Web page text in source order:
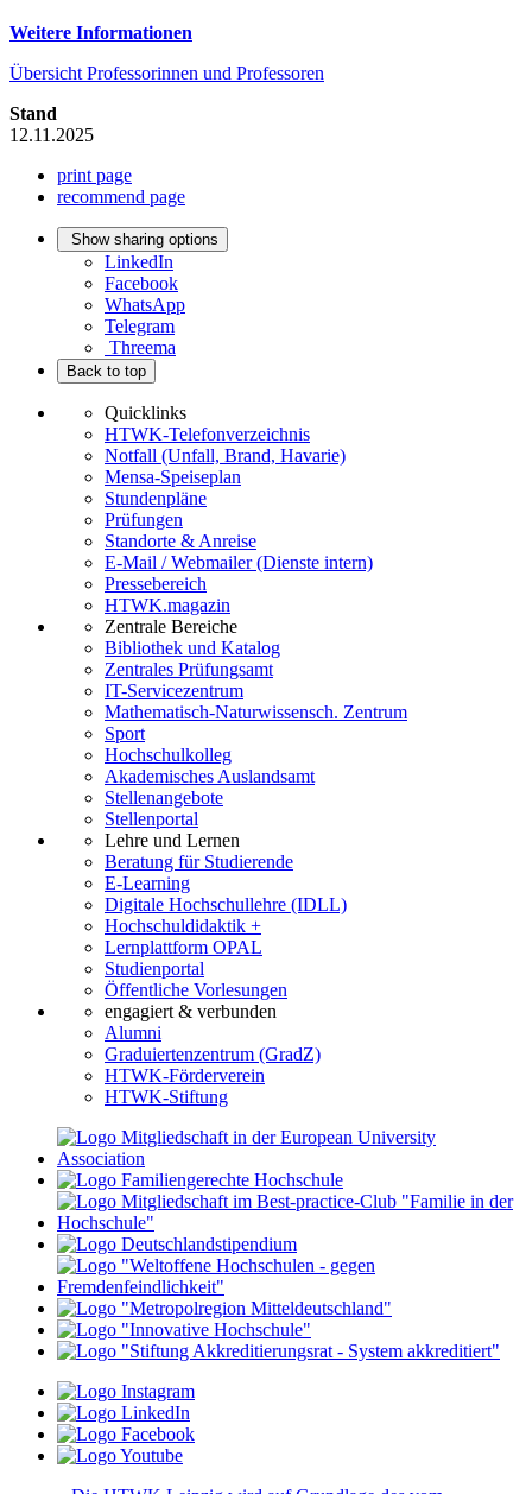
Weitere Informationen
Übersicht Professorinnen und Professoren
Stand
12.11.2025
print page
recommend page
Show sharing options
LinkedIn
Facebook
WhatsApp
Telegram
Threema
Back to top
Quicklinks
HTWK-Telefonverzeichnis
Notfall (Unfall, Brand, Havarie)
Mensa-Speiseplan
Stundenpläne
Prüfungen
Standorte & Anreise
E-Mail / Webmailer (Dienste intern)
Pressebereich
HTWK.magazin
Zentrale Bereiche
Bibliothek und Katalog
Zentrales Prüfungsamt
IT-Servicezentrum
Mathematisch-Naturwissensch. Zentrum
Sport
Hochschulkolleg
Akademisches Auslandsamt
Stellenangebote
Stellenportal
Lehre und Lernen
Beratung für Studierende
E-Learning
Digitale Hochschullehre (IDLL)
Hochschuldidaktik +
Lernplattform OPAL
Studienportal
Öffentliche Vorlesungen
engagiert & verbunden
Alumni
Graduiertenzentrum (GradZ)
HTWK-Förderverein
HTWK-Stiftung